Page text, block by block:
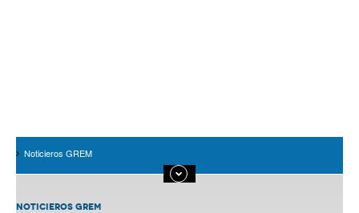
Noticieros GREM
NOTICIEROS GREM